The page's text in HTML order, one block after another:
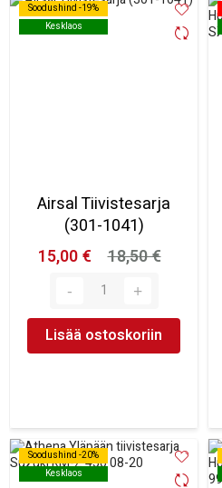
Soodushind -19%
Kesklaos
Soodushind -19%
Kesklaos
Airsal Tiivistesarja
(301-1041)
15,00 €
18,50 €
Lisää ostoskoriin
Soodushind -20%
Kesklaos
Soodushind -20%
Kesklaos